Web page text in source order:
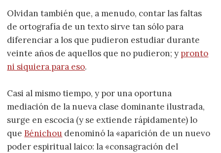
Olvidan también que, a menudo, contar las faltas
de ortografía de un texto sirve tan sólo para
diferenciar a los que pudieron estudiar durante
veinte años de aquellos que no pudieron; y pronto
ni siquiera para eso.
Casi al mismo tiempo, y por una oportuna
mediación de la nueva clase dominante ilustrada,
surge en escocia (y se extiende rápidamente) lo
queBénichou denominó la «aparición de un nuevo
poder espiritual laico: la «consagración del